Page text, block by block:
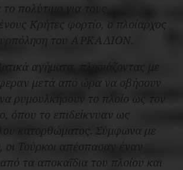
πολύτιμο για τους
Κρήτες φορτίο, ο πλοίαρχος
του ΑΡΚΑΔΙΟΝ.
αγήματα, πλησιάζοντας με
μετά από ώρα να σβήσουν
ρυμουλκήσουν το πλοίο ως τον
όπου το επιδείκνυαν ως
κατορθώματος. Σύμφωνα με
οι Τούρκοι απέσπασαν έναν
τα αποκαΐδια του πλοίου και